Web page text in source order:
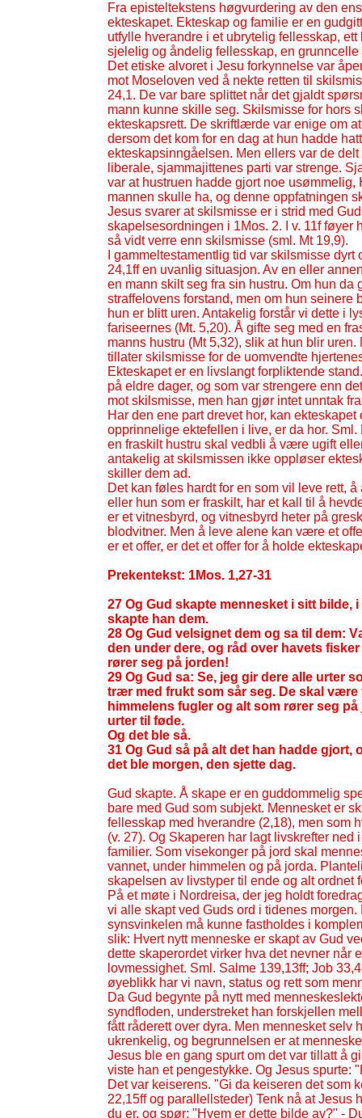
Fra episteltekstens høgvurdering av den
ekteskapet. Ekteskap og familie er en
utfylle hverandre i et ubrytelig fellesskap,
sjelelig og åndelig fellesskap, en
Det etiske alvoret i Jesu forkynnelse var
mot Moseloven ved å nekte retten til
24,1. De var bare splittet når det gjaldt
mann kunne skille seg. Skilsmisse for hors
ekteskapsrett. De skriftlærde var enige om
dersom det kom for en dag at hun hadde
ekteskapsinngåelsen. Men ellers var de
liberale, sjammajittenes parti var strenge.
var at hustruen hadde gjort noe
mannen skulle ha, og denne oppfatningen
Jesus svarer at skilsmisse er i strid med
skapelsesordningen i 1Mos. 2. I v. 11f føyer
så vidt verre enn skilsmisse (sml. Mt 19,9).
I gammeltestamentlig tid var skilsmisse
24,1ff en uvanlig situasjon. Av en eller
en mann skilt seg fra sin hustru. Om hun
straffelovens forstand, men om hun seinere
hun er blitt uren. Antakelig forstår vi dette i
fariseernes (Mt. 5,20). Å gifte seg med en
manns hustru (Mt 5,32), slik at hun blir
tillater skilsmisse for de uomvendte
Ekteskapet er en livslangt forpliktende
på eldre dager, og som var strengere enn
mot skilsmisse, men han gjør intet unntak
Har den ene part drevet hor, kan
opprinnelige ektefellen i live, er da hor.
en fraskilt hustru skal vedbli å være ugift
antakelig at skilsmissen ikke oppløser
skiller dem ad.
Det kan føles hardt for en som vil leve rett,
eller hun som er fraskilt, har et kall til å
er et vitnesbyrd, og vitnesbyrd heter på
blodvitner. Men å leve alene kan være et
er et offer, er det et offer for å holde
Prekentekst: 1Mos. 1,27-31
27 Og Gud skapte mennesket i sitt bilde,
skapte han dem.
28 Og Gud velsignet dem og sa til dem:
den under dere, og råd over havets
rører seg på jorden!
29 Og Gud sa: Se, jeg gir dere alle urter
trær med frukt som sår seg. De skal være
himmelens fugler og alt som rører seg
urter til føde.
Og det ble så.
31 Og Gud så på alt det han hadde gjort,
det ble morgen, den sjette dag.
Gud skapte. Å skape er en guddommelig
bare med Gud som subjekt. Mennesket er
fellesskap med hverandre (2,18), men som
(v. 27). Og Skaperen har lagt livskrefter
familier. Som visekonger på jord skal
vannet, under himmelen og på jorda.
skapelsen av livstyper til ende og alt ordnet
På et møte i Nordreisa, der jeg holdt
vi alle skapt ved Guds ord i tidenes
synsvinkelen må kunne fastholdes i
slik: Hvert nytt menneske er skapt av Gud
dette skaperordet virker hva det nevner når
lovmessighet. Sml. Salme 139,13ff; Job
øyeblikk har vi navn, status og rett som
Da Gud begynte på nytt med
syndfloden, understreket han forskjellen
fått råderett over dyra. Men mennesket selv
ukrenkelig, og begrunnelsen er at
Jesus ble en gang spurt om det var tillatt å
viste han et pengestykke. Og Jesus spurte:
Det var keiserens. "Gi da keiseren det som
22,15ff og parallellsteder) Tenk nå at Jesus
du er, og spør: "Hvem er dette bilde av?" -